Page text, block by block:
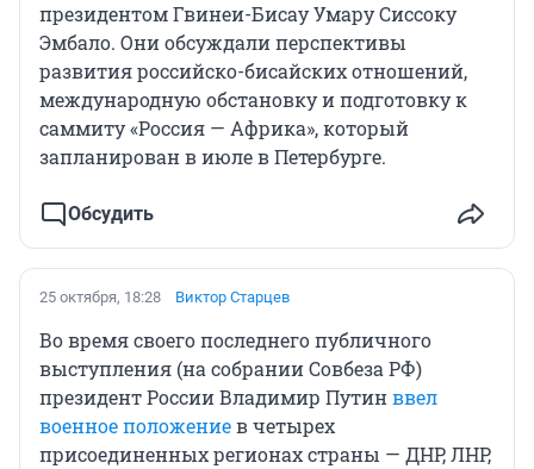
президентом Гвинеи-Бисау Умару Сиссоку
Эмбало. Они обсуждали перспективы
развития российско-бисайских отношений,
международную обстановку и подготовку к
саммиту «Россия — Африка», который
запланирован в июле в Петербурге.
Обсудить
25 октября, 18:28 Виктор Старцев
Во время своего последнего публичного
выступления (на собрании Совбеза РФ)
президент России Владимир Путинввел
военное положениев четырех
присоединенных регионах страны — ДНР, ЛНР,